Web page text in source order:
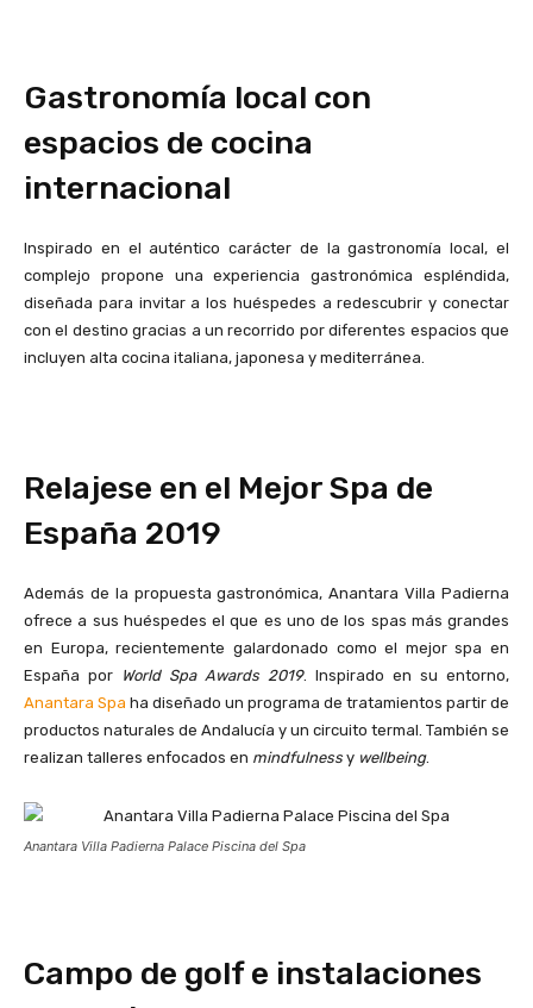
Gastronomía local con
espacios de cocina
internacional
Inspirado en el auténtico carácter de la gastronomía local, el
complejo propone una experiencia gastronómica espléndida,
diseñada para invitar a los huéspedes a redescubrir y conectar
con el destino gracias a un recorrido por diferentes espacios que
incluyen alta cocina italiana, japonesa y mediterránea.
Relajese en el Mejor Spa de
España 2019
Además de la propuesta gastronómica, Anantara Villa Padierna
ofrece a sus huéspedes el que es uno de los spas más grandes
en Europa, recientemente galardonado como el mejor spa en
España por World Spa Awards 2019. Inspirado en su entorno,
Anantara Spa ha diseñado un programa de tratamientos partir de
productos naturales de Andalucía y un circuito termal. También se
realizan talleres enfocados en mindfulness y wellbeing.
Anantara Villa Padierna Palace Piscina del Spa
Campo de golf e instalaciones